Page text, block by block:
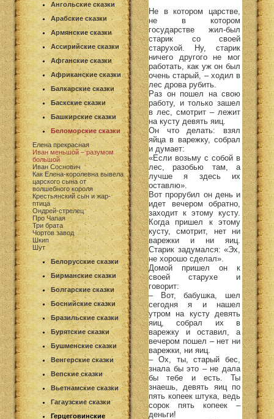
Ангольские сказки
Арабские сказки
Армянские сказки
Ассирийские сказки
Афганские сказки
Африканские сказки
Балкарские сказки
Баскские сказки
Башкирские сказки
Беломорские сказки
Елена прекрасная
Иван меньшой – разумом
большой
Иван Соснович
Как Елена-королевна вывела
царского сына от
волшебного короля
Крестьянский сын и жар-
птица
Ондрей-стрелец
Про Чапая
Три брата
Чортов завод
Шкип
Шут
Белорусские сказки
Бирманские сказки
Болгарские сказки
Боснийские сказки
Бразильские сказки
Бурятские сказки
Бушменские сказки
Венгерские сказки
Вепские сказки
Вьетнамские сказки
Гагаузские сказки
Герцеговинские
Не в котором царстве,
не в котором
государстве жил-был
старик со своей
старухой. Ну, старик
ничего другого не мог
работать, как уж он был
очень старый, – ходил в
лес дрова рубить.
Раз он пошел на свою
работу, и только зашел
в лес, смотрит – лежит
на кусту девять яиц.
Он что делать: взял
яйца в варежку, собрал
и думает:
«Если возьму с собой в
лес, разобью там, а
лучше я здесь их
оставлю».
Вот прорубил он день и
идет вечером обратно,
заходит к этому кусту.
Когда пришел к этому
кусту, смотрит, нет ни
варежки и ни яиц.
Старик задумался: «Эх,
не хорошо сделал».
Домой пришел он к
своей старухе и
говорит:
– Вот, бабушка, шел
сегодня я и нашел
утром на кусту девять
яиц, собрал их в
варежку и оставил, а
вечером пошел – нет ни
варежки, ни яиц.
– Ох, ты, старый бес,
знала бы это – не дала
бы тебе и есть. Ты
знаешь, девять яиц по
пять копеек штука, ведь
сорок пять копеек –
деньги!